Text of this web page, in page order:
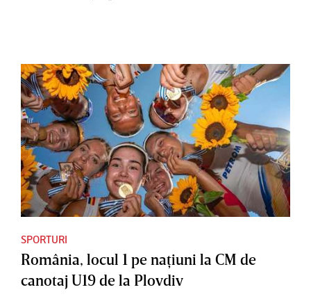
SPORTURI
România, locul 1 pe naţiuni la CM de
canotaj U19 de la Plovdiv